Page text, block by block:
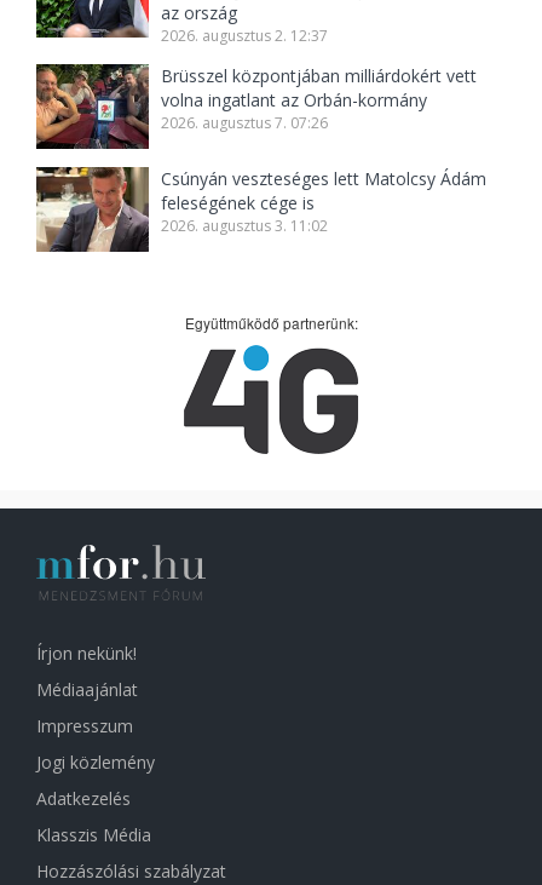
az ország
2026. augusztus 2. 12:37
Brüsszel központjában milliárdokért vett
volna ingatlant az Orbán-kormány
2026. augusztus 7. 07:26
Csúnyán veszteséges lett Matolcsy Ádám
feleségének cége is
2026. augusztus 3. 11:02
Együttműködő partnerünk:
Írjon nekünk!
Médiaajánlat
Impresszum
Jogi közlemény
Adatkezelés
Klasszis Média
Hozzászólási szabályzat